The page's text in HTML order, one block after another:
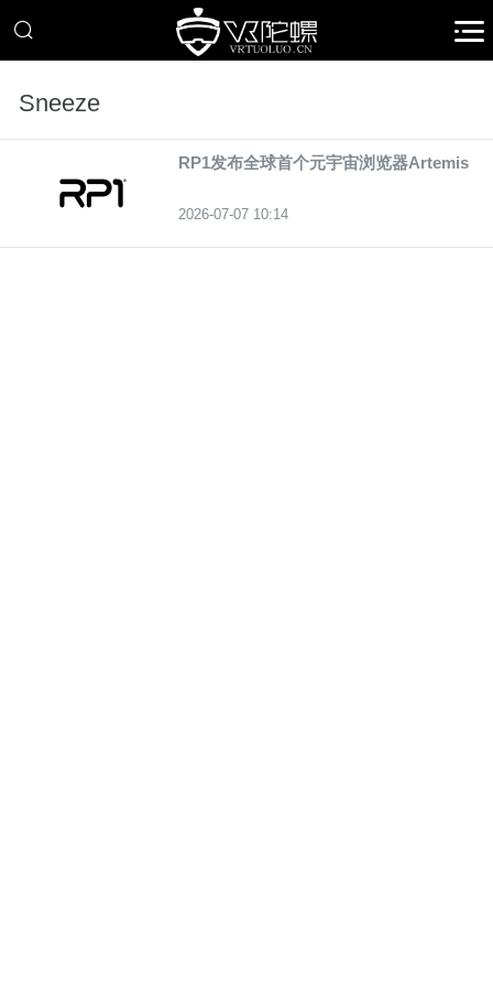
Sneeze
RP1发布全球首个元宇宙浏览器Artemis
2026-07-07 10:14